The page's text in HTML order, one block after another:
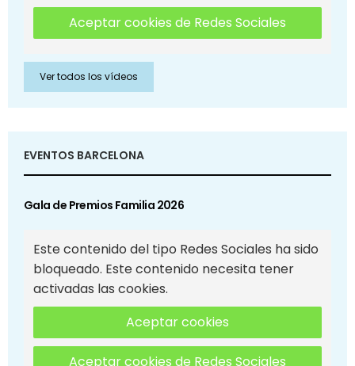
Aceptar cookies de Redes Sociales
Ver todos los vídeos
EVENTOS BARCELONA
Gala de Premios Familia 2026
Este contenido del tipo Redes Sociales ha sido
bloqueado. Este contenido necesita tener
activadas las cookies.
Aceptar cookies
Aceptar cookies de Redes Sociales